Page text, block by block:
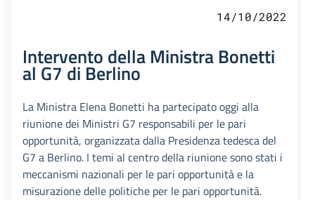
14/10/2022
Intervento della Ministra Bonetti
al G7 di Berlino
La Ministra Elena Bonetti ha partecipato oggi alla
riunione dei Ministri G7 responsabili per le pari
opportunità, organizzata dalla Presidenza tedesca del
G7 a Berlino. I temi al centro della riunione sono stati i
meccanismi nazionali per le pari opportunità e la
misurazione delle politiche per le pari opportunità.